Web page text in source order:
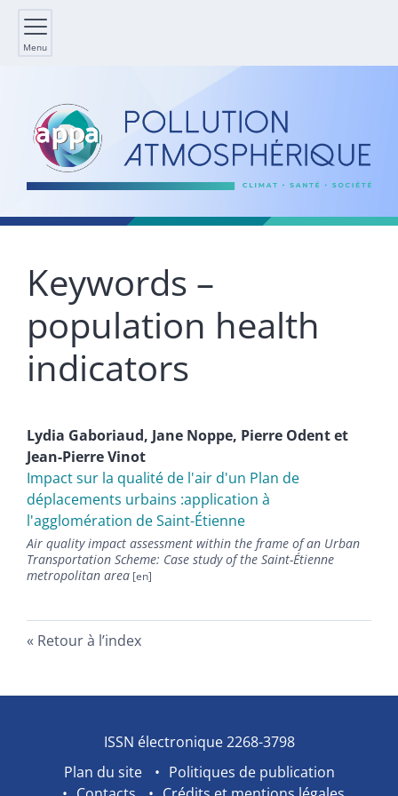
Menu
Keywords –
population health
indicators
Lydia Gaboriaud, Jane Noppe, Pierre Odentet
Jean-PierreVinot
Impact sur la qualité de l'air d'un Plan de
déplacements urbains :application à
l'agglomération de Saint-Étienne
Air quality impact assessment within the frame of an Urban
Transportation Scheme: Case study of the Saint-Étienne
metropolitan area
Retour à l’index
ISSN électronique 2268-3798
Plan du site
Politiques de publication